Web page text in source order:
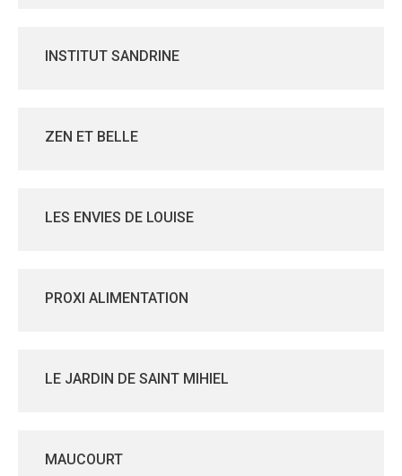
INSTITUT SANDRINE
ZEN ET BELLE
LES ENVIES DE LOUISE
PROXI ALIMENTATION
LE JARDIN DE SAINT MIHIEL
MAUCOURT